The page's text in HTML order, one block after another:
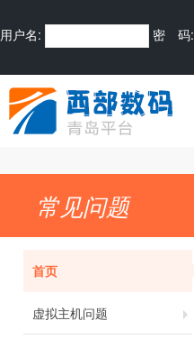
用户名: 密 码:
常见问题
首页
虚拟主机问题